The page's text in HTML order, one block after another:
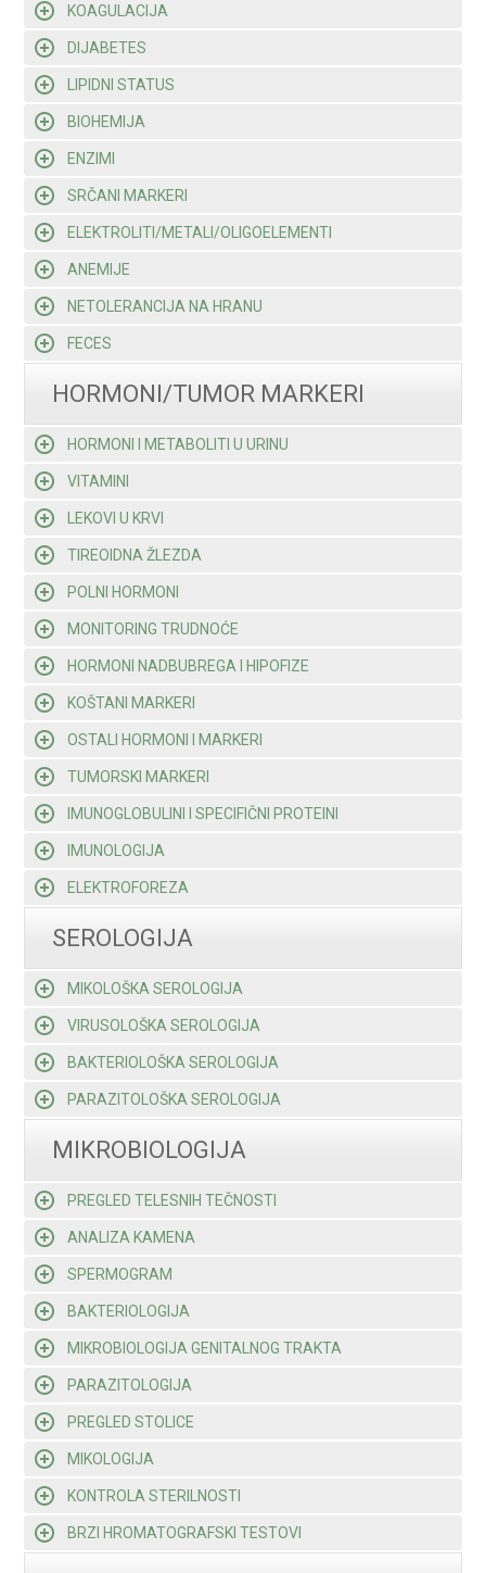
KOAGULACIJA
DIJABETES
LIPIDNI STATUS
BIOHEMIJA
ENZIMI
SRČANI MARKERI
ELEKTROLITI/METALI/OLIGOELEMENTI
ANEMIJE
NETOLERANCIJA NA HRANU
FECES
HORMONI/TUMOR MARKERI
HORMONI I METABOLITI U URINU
VITAMINI
LEKOVI U KRVI
TIREOIDNA ŽLEZDA
POLNI HORMONI
MONITORING TRUDNOĆE
HORMONI NADBUBREGA I HIPOFIZE
KOŠTANI MARKERI
OSTALI HORMONI I MARKERI
TUMORSKI MARKERI
IMUNOGLOBULINI I SPECIFIČNI PROTEINI
IMUNOLOGIJA
ELEKTROFOREZA
SEROLOGIJA
MIKOLOŠKA SEROLOGIJA
VIRUSOLOŠKA SEROLOGIJA
BAKTERIOLOŠKA SEROLOGIJA
PARAZITOLOŠKA SEROLOGIJA
MIKROBIOLOGIJA
PREGLED TELESNIH TEČNOSTI
ANALIZA KAMENA
SPERMOGRAM
BAKTERIOLOGIJA
MIKROBIOLOGIJA GENITALNOG TRAKTA
PARAZITOLOGIJA
PREGLED STOLICE
MIKOLOGIJA
KONTROLA STERILNOSTI
BRZI HROMATOGRAFSKI TESTOVI